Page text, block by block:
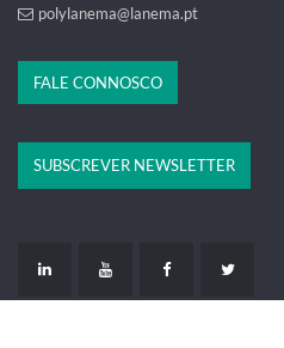
polylanema@lanema.pt
FALE CONNOSCO
SUBSCREVER NEWSLETTER